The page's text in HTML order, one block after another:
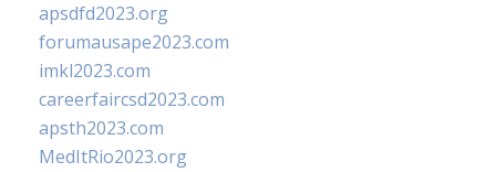
apsdfd2023.org
forumausape2023.com
imkl2023.com
careerfaircsd2023.com
apsth2023.com
MedItRio2023.org